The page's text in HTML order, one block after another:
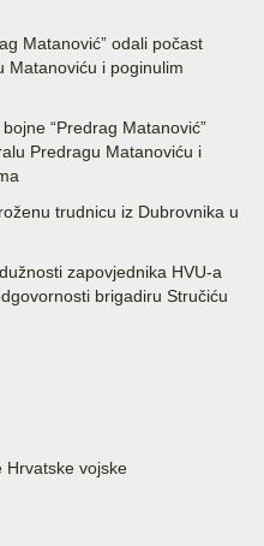
Matanović” odali počast
Matanoviću i poginulim
“Predrag Matanović”
Predragu Matanoviću i
trudnicu iz Dubrovnika u
zapovjednika HVU-a
brigadiru Stručiću
Hrvatske vojske